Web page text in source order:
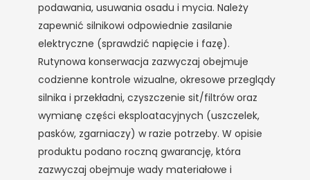
podawania, usuwania osadu i mycia. Należy
zapewnić silnikowi odpowiednie zasilanie
elektryczne (sprawdzić napięcie i fazę).
Rutynowa konserwacja zazwyczaj obejmuje
codzienne kontrole wizualne, okresowe przeglądy
silnika i przekładni, czyszczenie sit/filtrów oraz
wymianę części eksploatacyjnych (uszczelek,
pasków, zgarniaczy) w razie potrzeby. W opisie
produktu podano roczną gwarancję, która
zazwyczaj obejmuje wady materiałowe i